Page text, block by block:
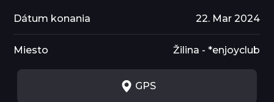
Dátum konania 22. Mar 2024
Miesto Žilina - *enjoyclub
GPS